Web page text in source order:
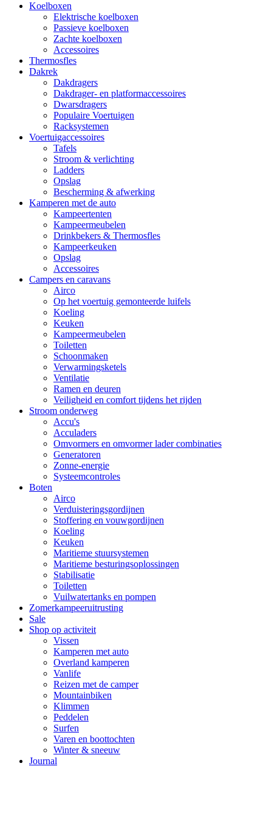
Koelboxen
Elektrische koelboxen
Passieve koelboxen
Zachte koelboxen
Accessoires
Thermosfles
Dakrek
Dakdragers
Dakdrager- en platformaccessoires
Dwarsdragers
Populaire Voertuigen
Racksystemen
Voertuigaccessoires
Tafels
Stroom & verlichting
Ladders
Opslag
Bescherming & afwerking
Kamperen met de auto
Kampeertenten
Kampeermeubelen
Drinkbekers & Thermosfles
Kampeerkeuken
Opslag
Accessoires
Campers en caravans
Airco
Op het voertuig gemonteerde luifels
Koeling
Keuken
Kampeermeubelen
Toiletten
Schoonmaken
Verwarmingsketels
Ventilatie
Ramen en deuren
Veiligheid en comfort tijdens het rijden
Stroom onderweg
Accu's
Acculaders
Omvormers en omvormer lader combinaties
Generatoren
Zonne-energie
Systeemcontroles
Boten
Airco
Verduisteringsgordijnen
Stoffering en vouwgordijnen
Koeling
Keuken
Maritieme stuursystemen
Maritieme besturingsoplossingen
Stabilisatie
Toiletten
Vuilwatertanks en pompen
Zomerkampeeruitrusting
Sale
Shop op activiteit
Vissen
Kamperen met auto
Overland kamperen
Vanlife
Reizen met de camper
Mountainbiken
Klimmen
Peddelen
Surfen
Varen en boottochten
Winter & sneeuw
Journal